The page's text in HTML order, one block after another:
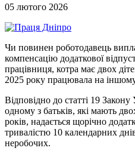
05 лютого 2026
Чи повинен роботодавець
компенсацію додаткової
працівниця, котра має двох
2025 року працювала на
Відповідно до статті 19
одному з батьків, які мають
років, надається щорічно
тривалістю 10 календарних
неробочих.